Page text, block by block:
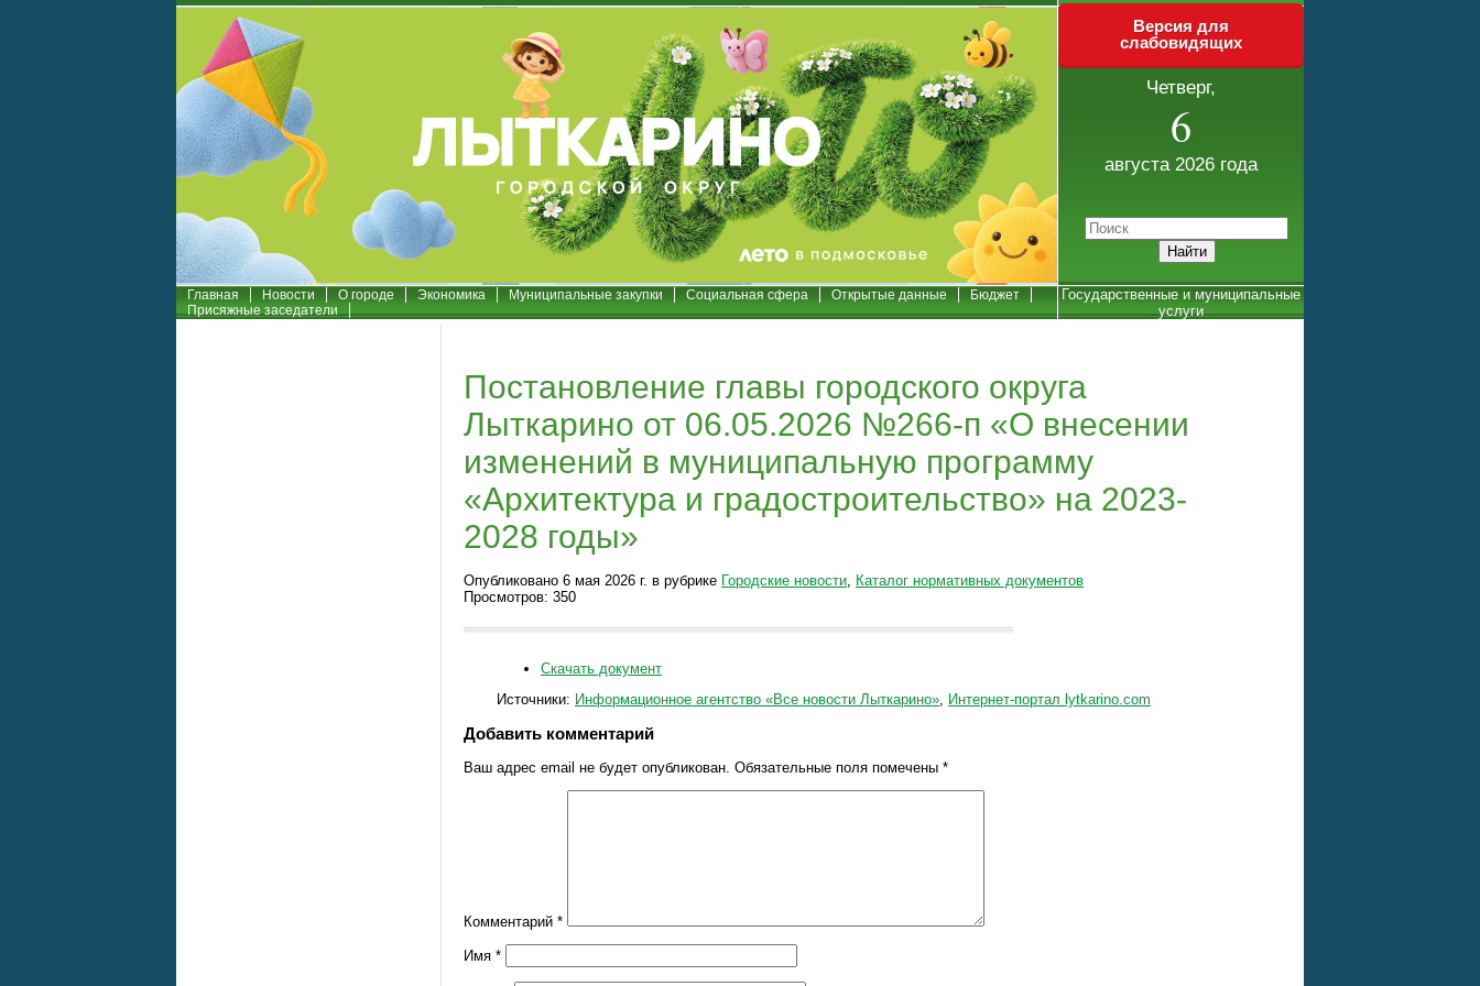
Версия для
слабовидящих
Четверг,
6
августа 2026 года
Главная Новости О городе Экономика Муниципальные закупки Социальная сфера Открытые данные
Бюджет
Присяжные заседатели
Государственные и муниципальные
услуги
Постановление главы городского округа
Лыткарино от 06.05.2026 №266-п «О внесении
изменений в муниципальную программу
«Архитектура и градостроительство» на 2023-
2028 годы»
Опубликовано 6 мая 2026 г. в рубрике Городские новости, Каталог нормативных документов
Просмотров: 350
Скачать документ
Источники: Информационное агентство «Все новости Лыткарино», Интернет-портал lytkarino.com
Добавить комментарий
Ваш адрес email не будет опубликован. Обязательные поля помечены *
Комментарий *
Имя *